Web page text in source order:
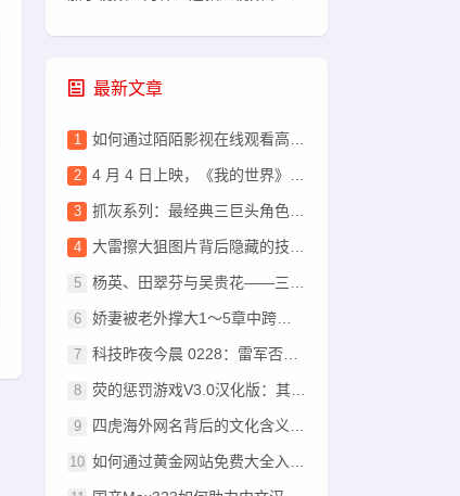
最新文章
如何通过陌陌影视在线观看高清完整版影片，享受流畅的观影体验？
4 月 4 日上映，《我的世界》大电影终极预告发布
抓灰系列：最经典三巨头角色再造——中华汉字艺术的奥秘何在？
大雷擦大狙图片背后隐藏的技巧与魅力，如何提高你的狙击水平？
杨英、田翠芬与吴贵花——三人汉字之美，谁能问鼎芳华?
娇妻被老外撑大1～5章中跨国恋情的挑战与情感转变会如何发展？
科技昨夜今晨 0228：雷军否认升任中国新首富；深圳再发提醒网约车市场已饱和；小米“双 Ultra”发布会汇总...
荧的惩罚游戏V3.0汉化版：其优势何在？游戏体验如何优化？
四虎海外网名背后的文化含义与2023年流行趋势之谜
如何通过黄金网站免费大全入口提高黄金投资成功率？